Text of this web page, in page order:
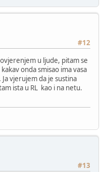
#12
u ljude, pitam se
kakav onda smisao ima vasa
vjerujem da je sustina
ista u RL kao i na netu.
#13